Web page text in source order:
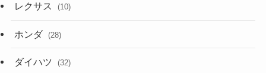
レクサス (10)
ホンダ (28)
ダイハツ (32)